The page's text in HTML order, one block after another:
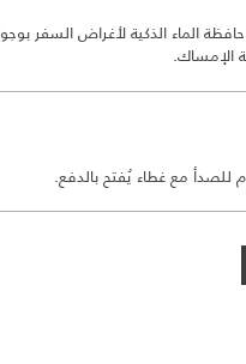
الماء الذكية لأغراض السفر
الإمساك.
للصدأ مع غطاء يُفتح بالدفع.